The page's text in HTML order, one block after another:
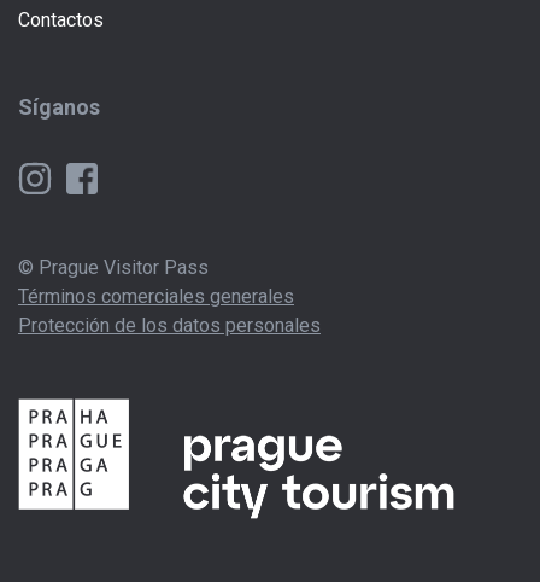
Contactos
Síganos
© Prague Visitor Pass
Términos comerciales generales
Protección de los datos personales